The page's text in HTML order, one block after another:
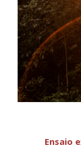
Ensaio